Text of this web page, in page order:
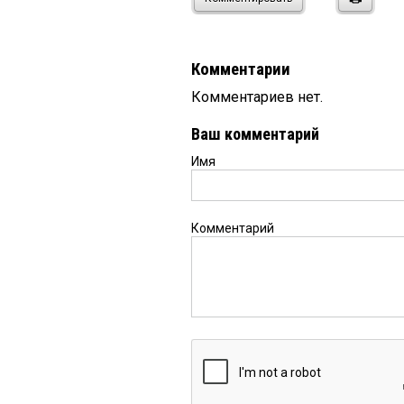
Комментарии
Комментариев нет.
Ваш комментарий
Имя
Комментарий